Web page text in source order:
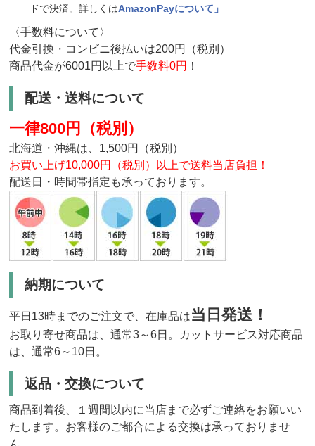
ドで決済。詳しくはAmazonPayについて」
〈手数料について〉
代金引換・コンビニ後払いは200円（税別）
商品代金が6001円以上で手数料0円 ！
配送・送料について
一律800円（税別）
北海道・沖縄は、1,500円（税別）
お買い上げ10,000円（税別）以上で送料当店負担！
配送日・時間帯指定も承っております。
納期について
平日13時までのご注文で、在庫品は当日発送！
お取り寄せ商品は、通常3～6日。カットサービス対応商品
は、通常6～10日。
返品・交換について
商品到着後、１週間以内に当店まで必ずご連絡をお願いい
たします。お客様のご都合による交換は承っておりませ